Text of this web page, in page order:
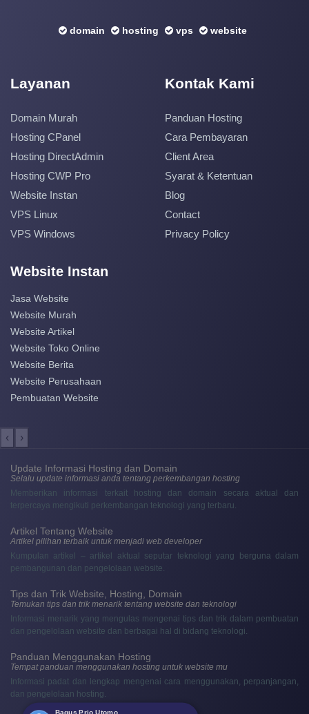
domain hosting vps website
Layanan
Domain Murah
Hosting CPanel
Hosting DirectAdmin
Hosting CWP Pro
Website Instan
VPS Linux
VPS Windows
Kontak Kami
Panduan Hosting
Cara Pembayaran
Client Area
Syarat & Ketentuan
Blog
Contact
Privacy Policy
Website Instan
Jasa Website
Website Murah
Website Artikel
Website Toko Online
Website Berita
Website Perusahaan
Pembuatan Website
‹ ›
Update Informasi Hosting dan Domain
Selalu update informasi anda tentang perkembangan hosting
Memberikan informasi terkait hosting dan domain secara aktual dan
terpercaya mengikuti perkembangan teknologi yang terbaru.
Artikel Tentang Website
Artikel pilihan terbaik untuk menjadi web developer
Kumpulan artikel – artikel aktual seputar teknologi yang berguna dalam
pembangunan dan pengelolaan website.
Tips dan Trik Website, Hosting, Domain
Temukan tips dan trik menarik tentang website dan teknologi
Informasi menarik yang mengulas mengenai tips dan trik dalam pembuatan
dan pengelolaan website dan berbagai hal di bidang teknologi.
Panduan Menggunakan Hosting
Tempat panduan menggunakan hosting untuk website mu
Informasi padat dan lengkap mengenai cara menggunakan, perpanjangan,
dan pengelolaan hosting.
Bagus Prio Utomo